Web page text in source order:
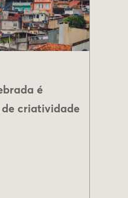
é
criatividade